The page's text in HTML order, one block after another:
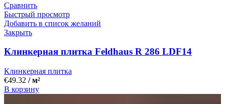
Сравнить
Быстрый просмотр
Добавить в список желаний
Закрыть
Клинкерная плитка Feldhaus R 286 LDF14
Клинкерная плитка
€49.32 / м²
В корзину